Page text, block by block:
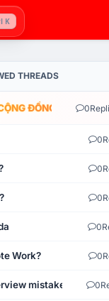
K
THREADS
ĐỒNG 0
0
0
0
0
Work? 0
mistakes? 0